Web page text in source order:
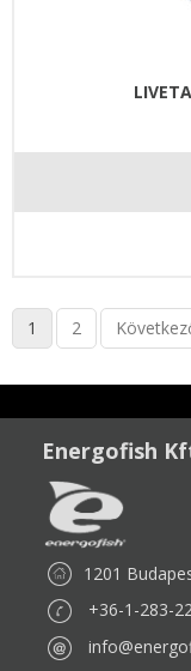
1 2
Energofish
1201
+36-1-283-